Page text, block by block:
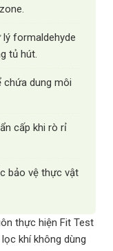
lý formaldehyde
tủ hút.
chứa dung môi
cấp khi rò rỉ
bảo vệ thực vật
thực hiện Fit Test
khí không dùng